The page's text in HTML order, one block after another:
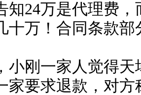
知24万是代理费
十万！合同条款部
刚一家人觉得天
家要求退款，对